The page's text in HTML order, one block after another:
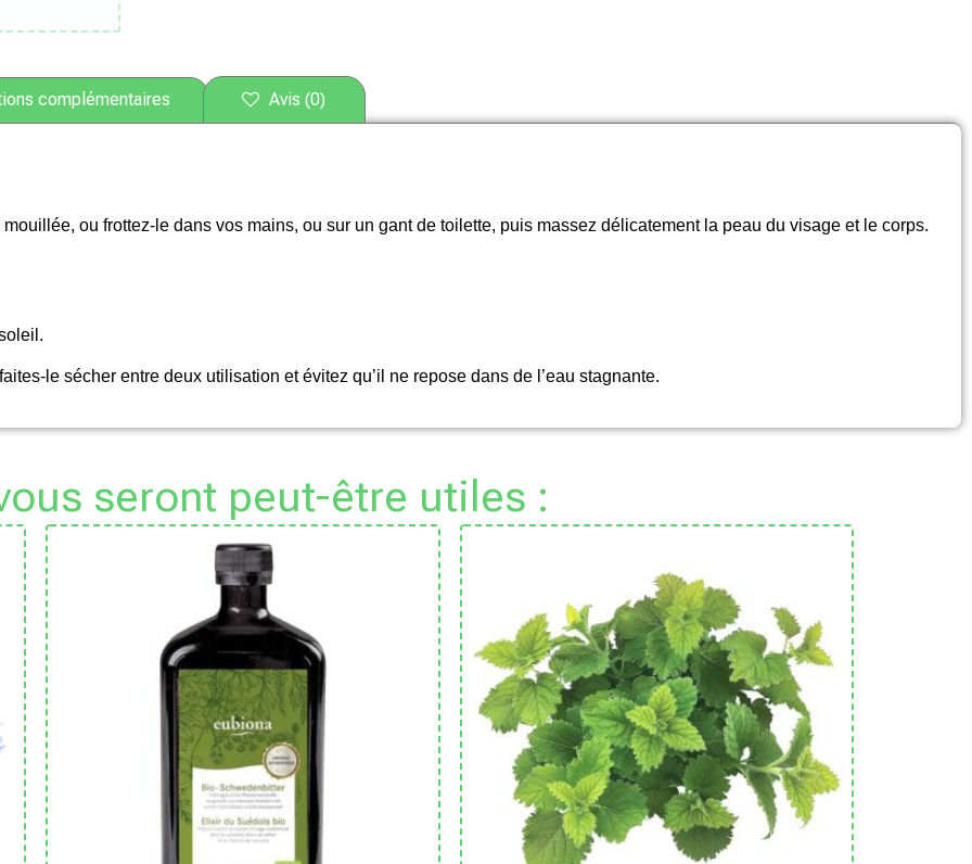
complémentaires Avis (0)
ou frottez-le dans vos mains, ou sur un gant de toilette, puis massez délicatement la peau du visage et le corps.
le sécher entre deux utilisation et évitez qu’il ne repose dans de l’eau stagnante.
seront peut-être utiles :